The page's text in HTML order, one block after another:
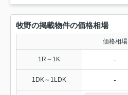
牧野の掲載物件の価格相場
価格相場
1R～1K -
1DK～1LDK -